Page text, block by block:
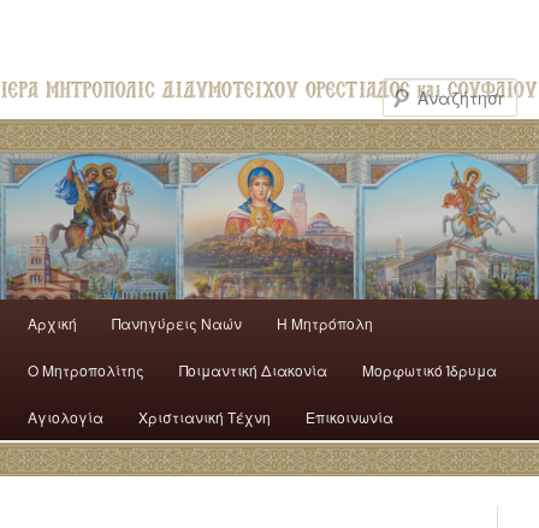
Αρχική Πανηγύρεις Ναών H Mητρόπολη
Ο Mητροπολίτης Ποιμαντική Διακονία Μορφωτικό Ίδρυμα
Αγιολογία Χριστιανική Τέχνη Επικοινωνία